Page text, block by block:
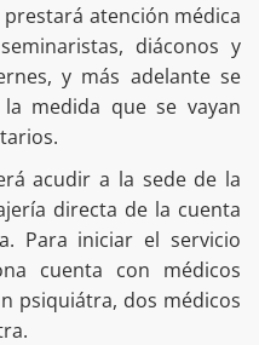
atención médica
diáconos y
y más adelante se
medida que se vayan
acudir a la sede de la
directa de la cuenta
Para iniciar el servicio
cuenta con médicos
psiquiátra, dos médicos